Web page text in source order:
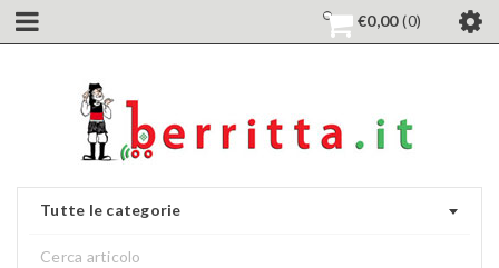
€0,00 0
Tutte le categorie